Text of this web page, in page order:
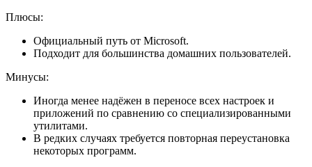
Плюсы:
Официальный путь от Microsoft.
Подходит для большинства домашних пользователей.
Минусы:
Иногда менее надёжен в переносе всех настроек и
приложений по сравнению со специализированными
утилитами.
В редких случаях требуется повторная переустановка
некоторых программ.